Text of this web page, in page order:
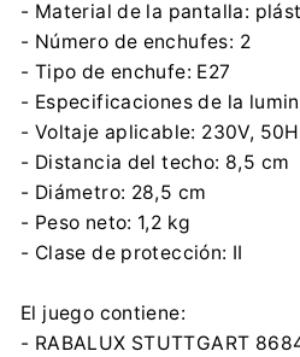
- Material de la pantalla:
- Número de enchufes: 2
- Tipo de enchufe: E27
- Especificaciones de la
- Voltaje aplicable: 230V,
- Distancia del techo: 8,5 cm
- Diámetro: 28,5 cm
- Peso neto: 1,2 kg
- Clase de protección: II
El juego contiene:
- RABALUX STUTTGART